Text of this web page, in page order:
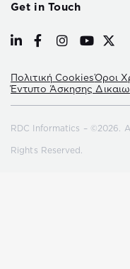
Get in Touch
Πολιτική CookiesΌροι
Έντυπο Άσκησης
RDC Informatics – ©2026.
Rights Reserved.